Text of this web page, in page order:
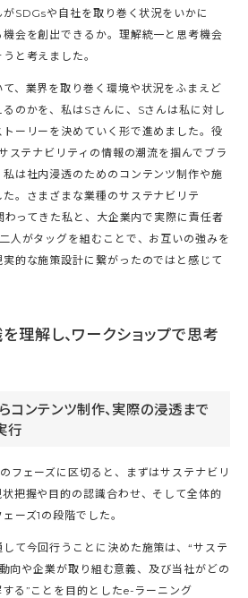
SDGsや自社を取り巻く状況をいかに
機会を創出できるか。理解統一と思考機会
と考えました。
、業界を取り巻く環境や状況をふまえど
のかを、私はSさんに、Sさんは私に対し
ーリーを決めていく形で進めました。役
ステナビリティの情報の潮流を掴んでブラ
は社内浸透のためのコンテンツ制作や施
。さまざまな業種のサステナビリテ
ってきた私と、大企業内で実際に責任者
人がタッグを組むことで、お互いの強みを
的な施策設計に繋がったのではと感じて
理解し、ワークショップで思考
コンテンツ制作、実際の浸透まで
行
フェーズに区切ると、まずはサステナビリ
把握や目的の認識合わせ、そして全体的
ーズ1の段階でした。
て今回行うことに決めた施策は、“サステ
向や企業が取り組む意義、及び当社がどの
る”ことを目的としたe-ラーニング